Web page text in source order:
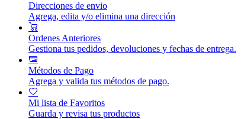
Direcciones de envio
Agrega, edita y/o elimina una dirección
Ordenes Anteriores
Gestiona tus pedidos, devoluciones y fechas de entrega.
Métodos de Pago
Agrega y valida tus métodos de pago.
Mi lista de Favoritos
Guarda y revisa tus productos